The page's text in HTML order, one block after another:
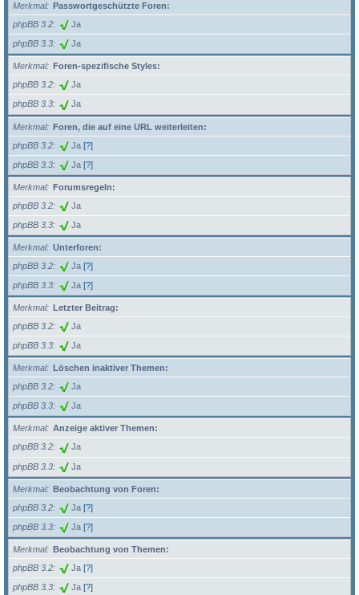
Merkmal
Passwortgeschützte Foren:
phpBB 3.2
Ja
phpBB 3.3 Ja
Merkmal
Foren-spezifische Styles:
phpBB 3.2
Ja
phpBB 3.3 Ja
Merkmal
Foren, die auf eine URL weiterleiten:
phpBB 3.2
Ja [?]
phpBB 3.3 Ja [?]
Merkmal
Forumsregeln:
phpBB 3.2
Ja
phpBB 3.3 Ja
Merkmal
Unterforen:
phpBB 3.2
Ja [?]
phpBB 3.3 Ja [?]
Merkmal
Letzter Beitrag:
phpBB 3.2
Ja
phpBB 3.3 Ja
Merkmal
Löschen inaktiver Themen:
phpBB 3.2
Ja
phpBB 3.3 Ja
Merkmal
Anzeige aktiver Themen:
phpBB 3.2
Ja
phpBB 3.3 Ja
Merkmal
Beobachtung von Foren:
phpBB 3.2
Ja [?]
phpBB 3.3 Ja [?]
Merkmal
Beobachtung von Themen:
phpBB 3.2
Ja [?]
phpBB 3.3 Ja [?]